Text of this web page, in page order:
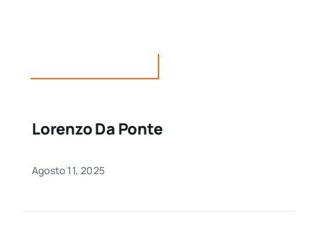
Lorenzo Da Ponte
Agosto 11, 2025